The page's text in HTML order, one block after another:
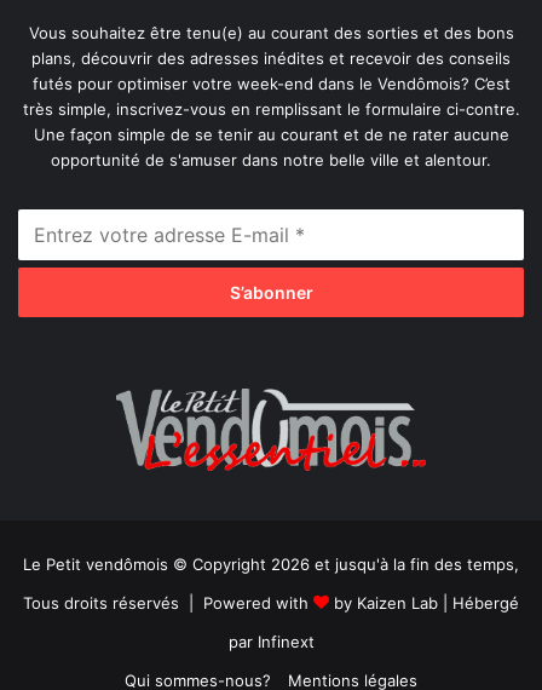
Vous souhaitez être tenu(e) au courant des sorties et des bons
plans, découvrir des adresses inédites et recevoir des conseils
futés pour optimiser votre week-end dans le Vendômois? C’est
très simple, inscrivez-vous en remplissant le formulaire ci-contre.
Une façon simple de se tenir au courant et de ne rater aucune
opportunité de s'amuser dans notre belle ville et alentour.
Le Petit vendômois © Copyright 2026 et jusqu'à la fin des temps,
Tous droits réservés | Powered with
by Kaizen Lab | Hébergé
par Infinext
Qui sommes-nous?
Mentions légales